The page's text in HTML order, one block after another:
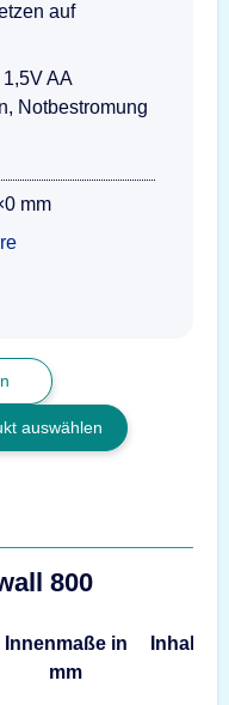
auf
1,5V AA
Notbestromung
mm
auswählen
800
Innenmaße in
mm
Inhalt